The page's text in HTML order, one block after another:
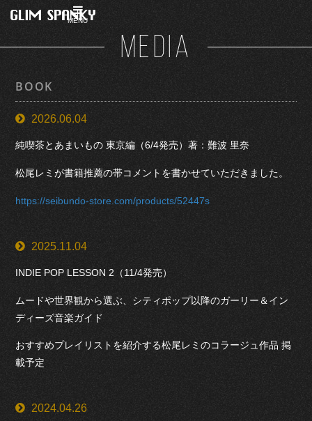
MENU
MEDIA
BOOK
2026.06.04
純喫茶とあまいもの 東京編（6/4発売）著：難波 里奈
松尾レミが書籍推薦の帯コメントを書かせていただきました。
https://seibundo-store.com/products/52447s
2025.11.04
INDIE POP LESSON 2（11/4発売）
ムードや世界観から選ぶ、シティポップ以降のガーリー＆イン
ディーズ音楽ガイド
おすすめプレイリストを紹介する松尾レミのコラージュ作品 掲
載予定
2024.04.26